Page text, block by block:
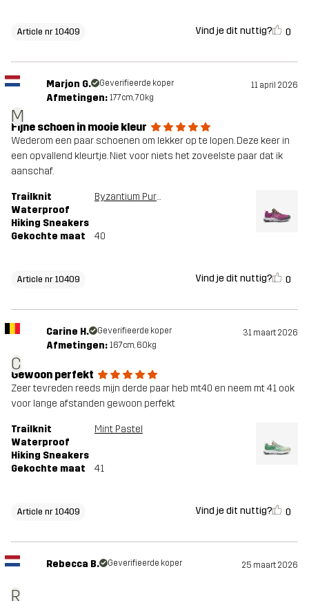
Article nr 10409 Vind je dit nuttig? 0
M
Marjon G. Geverifieerde koper 11 april 2026
Afmetingen: 177cm, 70kg
Fijne schoen in mooie kleur
Wederom een paar schoenen om lekker op te lopen. Deze keer in
een opvallend kleurtje. Niet voor niets het zoveelste paar dat ik
aanschaf.
Trailknit
Waterproof
Hiking Sneakers
Byzantium Purple
Gekochte maat 40
Article nr 10409 Vind je dit nuttig? 0
C
Carine H. Geverifieerde koper 31 maart 2026
Afmetingen: 167cm, 60kg
Gewoon perfekt
Zeer tevreden reeds mijn derde paar heb mt40 en neem mt 41 ook
voor lange afstanden gewoon perfekt
Trailknit
Waterproof
Hiking Sneakers
Mint Pastel
Gekochte maat 41
Article nr 10409 Vind je dit nuttig? 0
R
Rebecca B. Geverifieerde koper 25 maart 2026